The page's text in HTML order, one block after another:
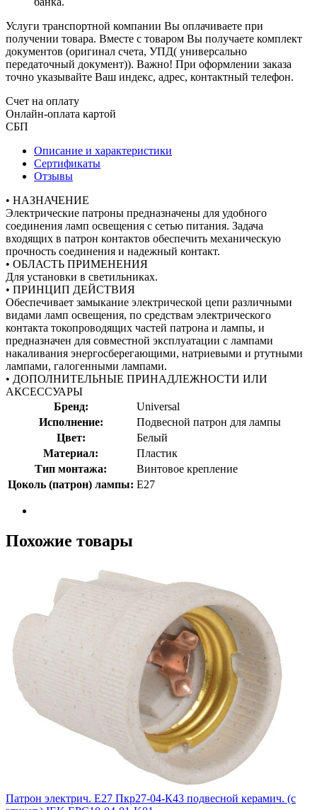
Услуги транспортной компании Вы оплачиваете при
получении товара. Вместе с товаром Вы получаете комплект
документов (оригинал счета, УПД( универсально
передаточный документ)). Важно! При оформлении заказа
точно указывайте Ваш индекс, адрес, контактный телефон.
Счет на оплату
Онлайн-оплата картой
СБП
Описание и характеристики
Сертификаты
Отзывы
• НАЗНАЧЕНИЕ
Электрические патроны предназначены для удобного
соединения ламп освещения с сетью питания. Задача
входящих в патрон контактов обеспечить механическую
прочность соединения и надежный контакт.
• ОБЛАСТЬ ПРИМЕНЕНИЯ
Для установки в светильниках.
• ПРИНЦИП ДЕЙСТВИЯ
Обеспечивает замыкание электрической цепи различными
видами ламп освещения, по средствам электрического
контакта токопроводящих частей патрона и лампы, и
предназначен для совместной эксплуатации с лампами
накаливания энергосберегающими, натриевыми и ртутными
лампами, галогенными лампами.
• ДОПОЛНИТЕЛЬНЫЕ ПРИНАДЛЕЖНОСТИ ИЛИ
АКСЕССУАРЫ
Бренд:
Universal
Исполнение:
Подвесной патрон для лампы
Цвет:
Белый
Материал:
Пластик
Тип монтажа:
Винтовое крепление
Цоколь (патрон) лампы: E27
Похожие товары
Патрон электрич. E27 Пкр27-04-К43 подвесной керамич. (с